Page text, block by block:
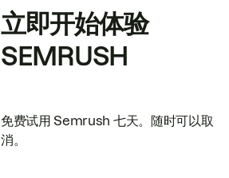
立即开始体验
SEMRUSH
免费试用 Semrush 七天。随时可以取
消。